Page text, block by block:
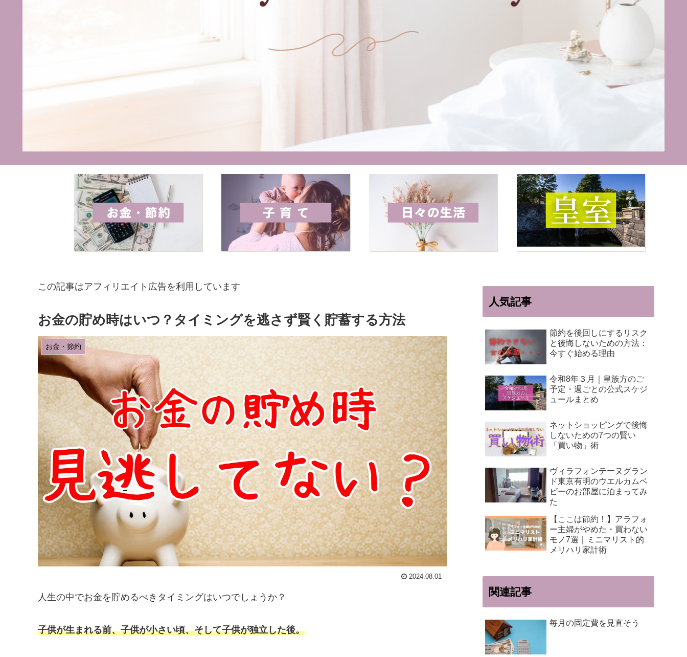
この記事はアフィリエイト広告を利用しています
お金の貯め時はいつ？タイミングを逃さず賢く貯蓄する方法
お金・節約
2024.08.01
人生の中でお金を貯めるべきタイミングはいつでしょうか？
子供が生まれる前、子供が小さい頃、そして子供が独立した後。
人気記事
節約を後回しにするリスク
と後悔しないための方法：
今すぐ始める理由
令和8年３月｜皇族方のご
予定・週ごとの公式スケジ
ュールまとめ
ネットショッピングで後悔
しないための7つの賢い
「買い物」術
ヴィラフォンテーヌグラン
ド東京有明のウエルカムベ
ビーのお部屋に泊まってみ
た
【ここは節約！】アラフォ
ー主婦がやめた・買わない
モノ7選｜ミニマリスト的
メリハリ家計術
関連記事
毎月の固定費を見直そう